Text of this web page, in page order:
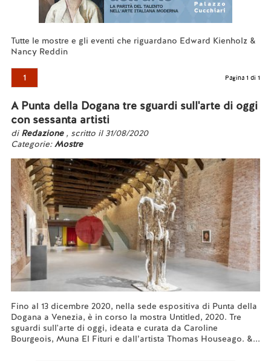
Tutte le mostre e gli eventi che riguardano Edward Kienholz &
Nancy Reddin
1 Pagina 1 di 1
A Punta della Dogana tre sguardi sull'arte di oggi
con sessanta artisti
di Redazione , scritto il 31/08/2020
Categorie:Mostre
Fino al 13 dicembre 2020, nella sede espositiva di Punta della
Dogana a Venezia, è in corso la mostra Untitled, 2020. Tre
sguardi sull'arte di oggi, ideata e curata da Caroline
Bourgeois, Muna El Fituri e dall’artista Thomas Houseago. &...